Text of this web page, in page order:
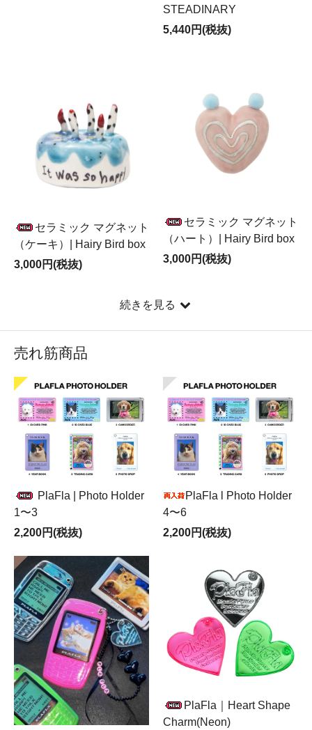
STEADINARY
5,440円(税抜)
セラミック マグネット
（ケーキ）| Hairy Bird box
3,000円(税抜)
セラミック マグネット
（ハート）| Hairy Bird box
3,000円(税抜)
続きを見る
売れ筋商品
PlaFla | Photo Holder
1〜3
2,200円(税抜)
PlaFla l Photo Holder
4〜6
2,200円(税抜)
PlaFla｜Heart Shape
Charm(Neon)